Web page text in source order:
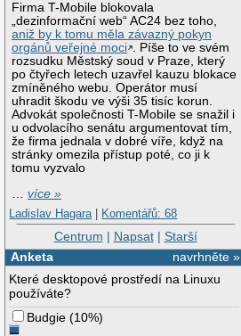
Firma T-Mobile blokovala
„dezinformační web“ AC24 bez toho,
aniž by k tomu měla závazný pokyn
orgánů veřejné moci . Píše to ve svém
rozsudku Městský soud v Praze, který
po čtyřech letech uzavřel kauzu blokace
zmíněného webu. Operátor musí
uhradit škodu ve výši 35 tisíc korun.
Advokát společnosti T-Mobile se snažil i
u odvolacího senátu argumentovat tím,
že firma jednala v dobré víře, když na
stránky omezila přístup poté, co ji k
tomu vyzvalo
…více »
Ladislav Hagara | Komentářů: 68
Centrum | Napsat| Starší
navrhněte »
Anketa
Které desktopové prostředí na Linuxu
používáte?
Budgie (10%)